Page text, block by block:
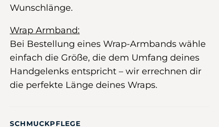
Wunschlänge.
Wrap Armband:
Bei Bestellung eines Wrap-Armbands wähle
einfach die Größe, die dem Umfang deines
Handgelenks entspricht – wir errechnen dir
die perfekte Länge deines Wraps.
SCHMUCKPFLEGE